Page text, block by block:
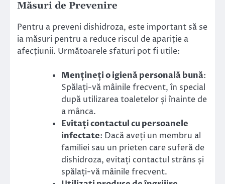
Măsuri de Prevenire
Pentru a preveni dishidroza, este important să se
ia măsuri pentru a reduce riscul de apariție a
afecțiunii. Următoarele sfaturi pot fi utile:
Mențineți o igienă personală bună:
Spălați-vă mâinile frecvent, în special
după utilizarea toaletelor și înainte de
a mânca.
Evitați contactul cu persoanele
infectate: Dacă aveți un membru al
familiei sau un prieten care suferă de
dishidroza, evitați contactul strâns și
spălați-vă mâinile frecvent.